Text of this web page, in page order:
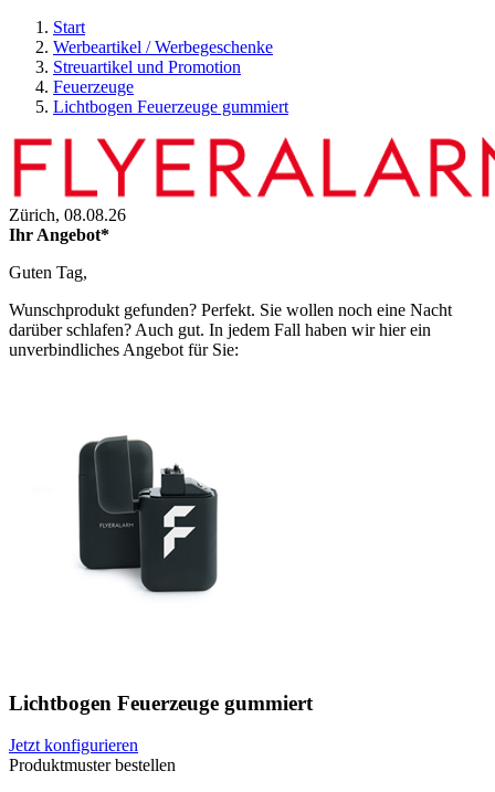
Start
Werbeartikel / Werbegeschenke
Streuartikel und Promotion
Feuerzeuge
Lichtbogen Feuerzeuge gummiert
Zürich, 08.08.26
Ihr Angebot*
Guten Tag,
Wunschprodukt gefunden? Perfekt. Sie wollen noch eine Nacht
darüber schlafen? Auch gut. In jedem Fall haben wir hier ein
unverbindliches Angebot für Sie:
Lichtbogen Feuerzeuge gummiert
Jetzt konfigurieren
Produktmuster bestellen